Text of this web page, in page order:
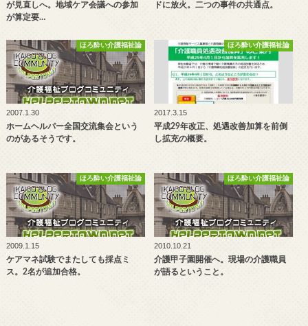
が見直しへ。地域ケア会議への参加
が算定要…
ドに放火。二つの事件の共通点。
ほろ酔い介護福祉論
2007.1.30
ホームヘルパー全国交流集会という
のがあるそうです。
ほろ酔い介護福祉論
2017.3.15
平成29年改正、処遇改善加算を前倒
し拡充の概要。
ほろ酔い介護福祉論
2009.1.15
ケアマネ試験でまたしても採点ミ
ス。2名が追加合格。
ほろ酔い介護福祉論
2010.10.21
介護甲子園開催へ。現場の介護職員
が語るということ。